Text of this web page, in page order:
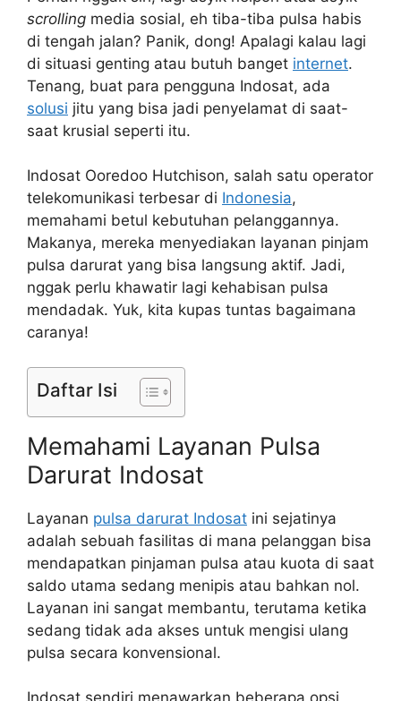
scrolling media sosial, eh tiba-tiba pulsa habis
di tengah jalan? Panik, dong! Apalagi kalau lagi
di situasi genting atau butuh banget internet.
Tenang, buat para pengguna Indosat, ada
solusi jitu yang bisa jadi penyelamat di saat-
saat krusial seperti itu.
Indosat Ooredoo Hutchison, salah satu operator
telekomunikasi terbesar di Indonesia,
memahami betul kebutuhan pelanggannya.
Makanya, mereka menyediakan layanan pinjam
pulsa darurat yang bisa langsung aktif. Jadi,
nggak perlu khawatir lagi kehabisan pulsa
mendadak. Yuk, kita kupas tuntas bagaimana
caranya!
Daftar Isi
Memahami Layanan Pulsa
Darurat Indosat
Layanan pulsa darurat Indosat ini sejatinya
adalah sebuah fasilitas di mana pelanggan bisa
mendapatkan pinjaman pulsa atau kuota di saat
saldo utama sedang menipis atau bahkan nol.
Layanan ini sangat membantu, terutama ketika
sedang tidak ada akses untuk mengisi ulang
pulsa secara konvensional.